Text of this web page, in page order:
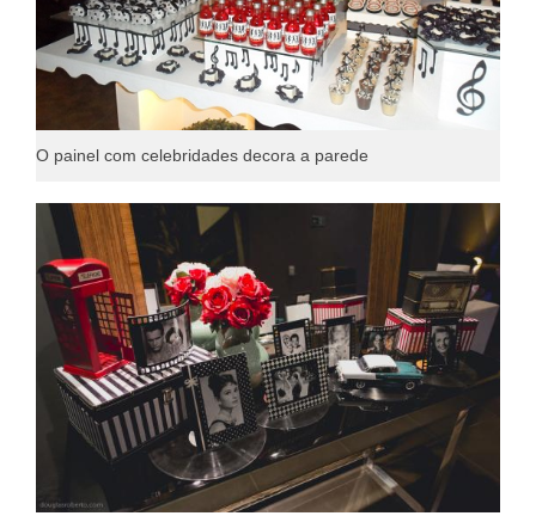
O painel com celebridades decora a parede